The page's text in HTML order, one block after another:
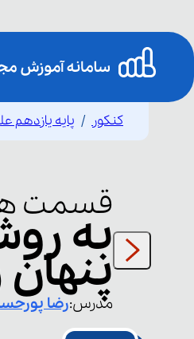
کنکور پایه یازدهم
قسمت
به
مدرس:رضا